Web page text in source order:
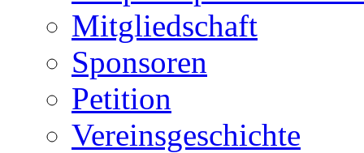
Mitgliedschaft
Sponsoren
Petition
Vereinsgeschichte